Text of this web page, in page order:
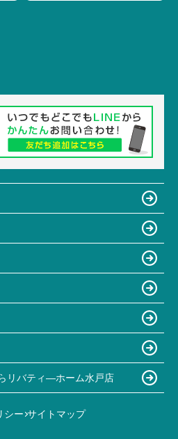
リバティ―ホーム水戸店
シー サイトマップ